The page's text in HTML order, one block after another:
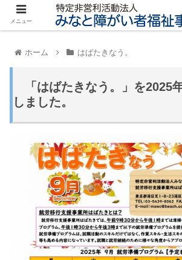
ホーム はばたきなう。
「はばたきなう。」を2025
しました。
メニュー